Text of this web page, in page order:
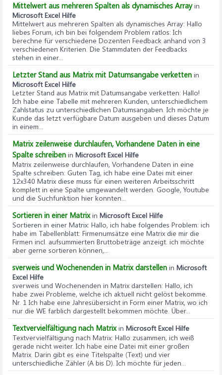
Mittelwert aus mehreren Spalten als dynamisches Arrayin
Microsoft Excel Hilfe
Mittelwert aus mehreren Spalten als dynamisches Array: Hallo
liebes Forum, ich bin bei folgendem Problem ratlos: Ich
berechne für verschiedene Dozenten Feedback anhand von 3
verschiedenen Kriterien. Die Stammdaten der Feedbacks
stehen in einer...
Letzter Stand aus Matrix mit Datumsangabe verketten in
Microsoft Excel Hilfe
Letzter Stand aus Matrix mit Datumsangabe verketten: Hallo!
Ich habe eine Tabelle mit mehreren Kunden, unterschiedlichem
Zahlstatus zu unterschiedlichen Datumsangaben. Ich möchte je
Kunde das letzt verfügbare Datum ausgeben und dieses Datum
in einem...
Matrix zeilenweise durchlaufen, Vorhandene Daten in eine
Spalte schreiben in Microsoft Excel Hilfe
Matrix zeilenweise durchlaufen, Vorhandene Daten in eine
Spalte schreiben: Guten Tag, ich habe eine Datei mit einer
12x340 Matrix diese muss für einen weiteren Arbeitsschritt
komplett in eine Spalte umgewandelt werden. Google, Youtube
und die Suchfunktion hier konnten...
Sortieren in einer Matrixin Microsoft Excel Hilfe
Sortieren in einer Matrix: Hallo, ich habe folgendes Problem: ich
habe im Tabellenblatt: Firmenumsätze eine Matrix die mir die
Firmen incl. aufsummierten Bruttobeträge anzeigt. ich möchte
aber gerne sortieren können,...
sverweis und Wochenenden in Matrix darstellen in Microsoft
Excel Hilfe
sverweis und Wochenenden in Matrix darstellen: Hallo, ich
habe zwei Probleme, welche ich aktuell nicht gelöst bekomme.
Nr. 1 Ich habe eine Jahresübersicht in Form einer Matrix, wo ich
nur die WE farblich dargestellt bekommen möchte. Über...
Textvervielfältigung nach Matrixin Microsoft Excel Hilfe
Textvervielfältigung nach Matrix: Hallo zusammen, ich weiß
gerade nicht weiter. Ich habe eine Datei mit einer großen
Matrix. Darin gibt es eine Titelspalte (Text) und vier
unterschiedliche Zähler (A bis D). Ich möchte für jeden...